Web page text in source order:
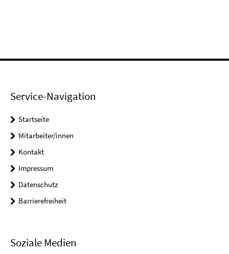
Service-Navigation
Startseite
Mitarbeiter/innen
Kontakt
Impressum
Datenschutz
Barrierefreiheit
Soziale Medien